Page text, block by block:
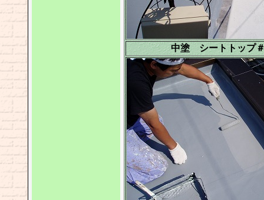
中塗 シートトップ